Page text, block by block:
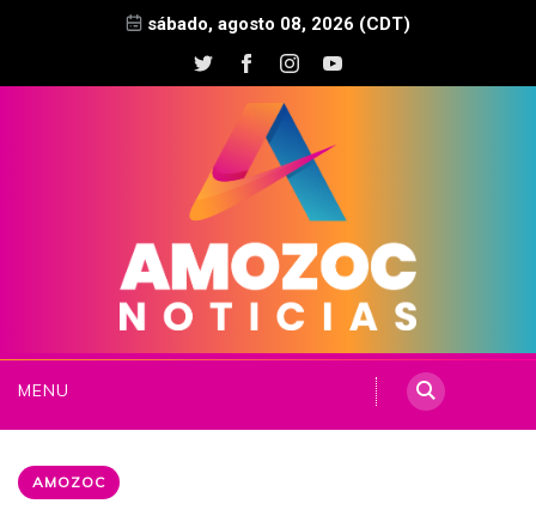
sábado, agosto 08, 2026 (CDT)
MENU
AMOZOC